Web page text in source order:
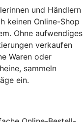
und Händlern
keinen Online-Shop
Ohne aufwendiges
verkaufen
Waren oder
sammeln
ein.